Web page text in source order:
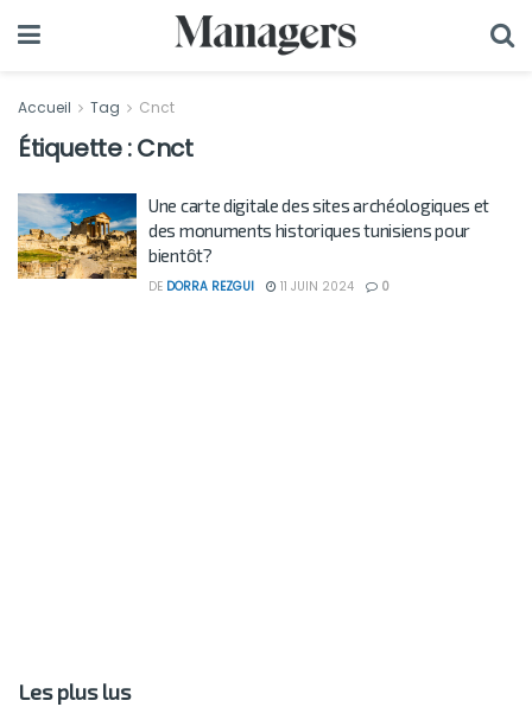
Accueil Tag Cnct
Étiquette :Cnct
Une carte digitale des sites archéologiques et
des monuments historiques tunisiens pour
bientôt?
DE DORRA REZGUI 11 JUIN 2024 0
Les plus lus